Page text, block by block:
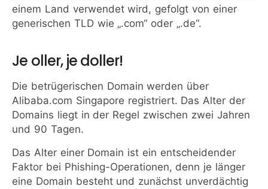
einem Land verwendet wird, gefolgt von einer
generischen TLD wie „.com“ oder „.de“.
Je oller, je doller!
Die betrügerischen Domain werden über
Alibaba.com Singapore registriert. Das Alter der
Domains liegt in der Regel zwischen zwei Jahren
und 90 Tagen.
Das Alter einer Domain ist ein entscheidender
Faktor bei Phishing-Operationen, denn je länger
eine Domain besteht und zunächst unverdächtig